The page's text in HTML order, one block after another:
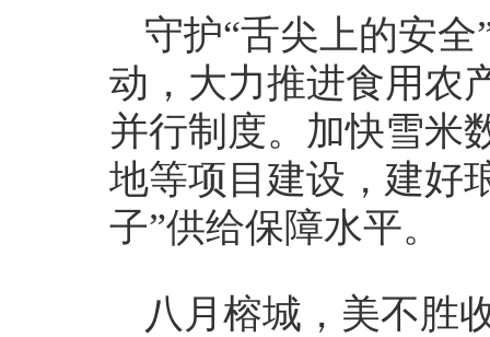
守护“舌尖上的安
动，大力推进食用农
并行制度。加快雪米
地等项目建设，建好
子”供给保障水平。
八月榕城，美不胜